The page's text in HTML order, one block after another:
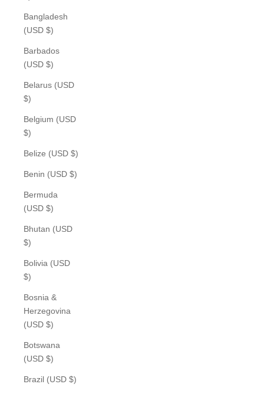
Bangladesh
(USD $)
Barbados
(USD $)
Belarus (USD
$)
Belgium (USD
$)
Belize (USD $)
Benin (USD $)
Bermuda
(USD $)
Bhutan (USD
$)
Bolivia (USD
$)
Bosnia &
Herzegovina
(USD $)
Botswana
(USD $)
Brazil (USD $)